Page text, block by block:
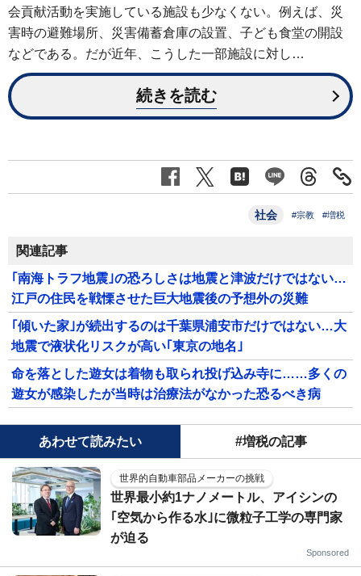
会貢献活動を実施している施設も少なくない。例えば、災
害時の避難場所、災害備蓄倉庫の設置、子ども食堂の開設
などである。だが近年、こうした一部施設に対し…
続きを読む
社会 #宗教 #増税
関連記事
｢南海トラフ地震｣の恐ろしさは地震と津波だけではない…
江戸の住民を戦慄させた巨大地震後の予想外の災難
｢傾いた家｣が続出するのは千葉県浦安市だけではない…大
地震で液状化リスクが高い｢東京の地名｣
命を落とした遊女は着物も取られ投げ込み寺に……多くの
遊女が感染したが当時は治療法がなかった恐るべき病
あわせて読みたい #増税の記事
世界的自動車部品メーカーの挑戦
世界最小約1ナノメートル、アイシンの
｢空気から作る水｣に微粒子工学の専門家
が迫る
Sponsored